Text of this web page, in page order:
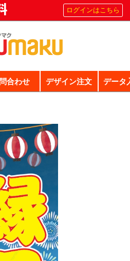
ログインはこちら
合わせ デザイン注文 データ